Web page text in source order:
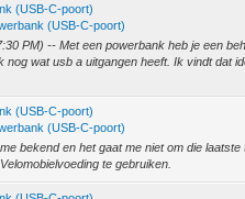
(USB-C-poort)
(USB-C-poort)
PM) -- Met een powerbank heb je een
nog wat usb a uitgangen heeft. Ik vindt dat
(USB-C-poort)
(USB-C-poort)
bekend en het gaat me niet om die laatste
te gebruiken.